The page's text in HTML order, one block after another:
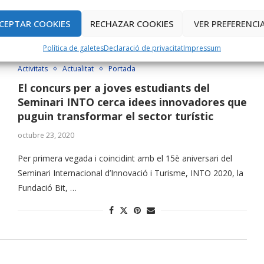
COOKIES RECHAZAR COOKIES VER
Política de galetesDeclaració de privacitatImpressum
Activitats Actualitat Portada
El concurs per a joves estudiants del
Seminari INTO cerca idees innovadores que
puguin transformar el sector turístic
octubre 23, 2020
Per primera vegada i coincidint amb el 15è aniversari del
Seminari Internacional d’Innovació i Turisme, INTO 2020, la
Fundació Bit, …